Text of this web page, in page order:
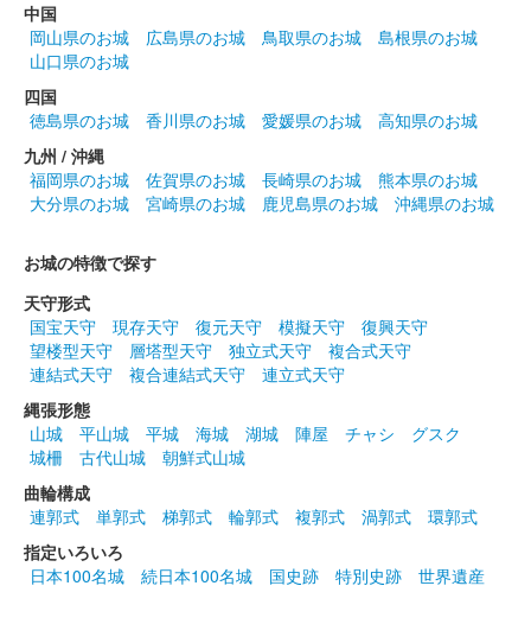
中国
岡山県のお城
広島県のお城 鳥取県のお城
島根県のお城
山口県のお城
四国
徳島県のお城
香川県のお城 愛媛県のお城
高知県のお城
九州 / 沖縄
福岡県のお城
佐賀県のお城 長崎県のお城
熊本県のお城
大分県のお城
宮崎県のお城 鹿児島県のお城 沖縄県のお城
お城の特徴で探す
天守形式
国宝天守
現存天守 復元天守 模擬天守
復興天守
望楼型天守
層塔型天守 独立式天守
複合式天守
連結式天守
複合連結式天守
連立式天守
縄張形態
山城
平山城 平城 海城 湖城 陣屋 チャシ
グスク
城柵
古代山城
朝鮮式山城
曲輪構成
連郭式
単郭式 梯郭式 輪郭式 複郭式 渦郭式
環郭式
指定いろいろ
日本100名城
続日本100名城 国史跡 特別史跡 世界遺産